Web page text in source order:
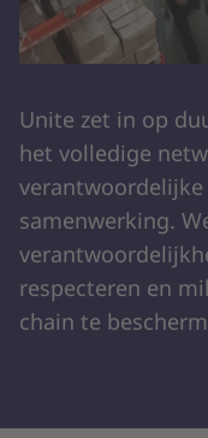
Unite zet in op
het volledige
samenwerking.
respecteren en
chain te